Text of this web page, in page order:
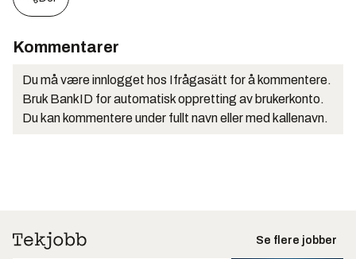
Kommentarer
Du må være innlogget hos Ifrågasätt for å kommentere.
Bruk BankID for automatisk oppretting av brukerkonto.
Du kan kommentere under fullt navn eller med kallenavn.
Se flere jobber